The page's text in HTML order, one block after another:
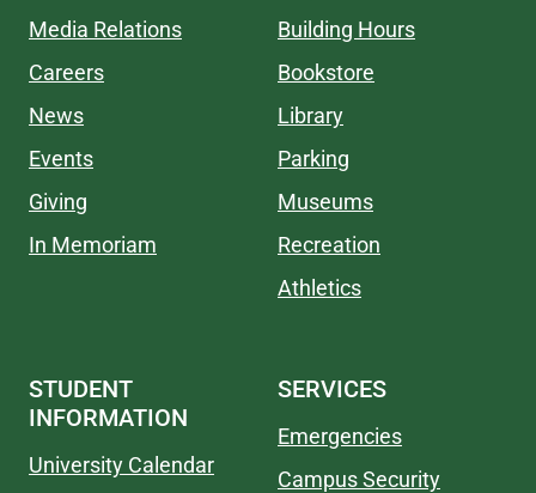
Media Relations
Careers
News
Events
Giving
In Memoriam
Building Hours
Bookstore
Library
Parking
Museums
Recreation
Athletics
STUDENT
INFORMATION
University Calendar
SERVICES
Emergencies
Campus Security